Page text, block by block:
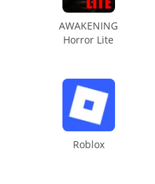
AWAKENING
Horror Lite
Roblox